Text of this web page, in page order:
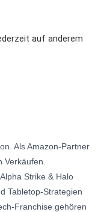
auf anderem
Als Amazon-Partner
Strike & Halo
Tabletop-Strategien
Franchise gehören